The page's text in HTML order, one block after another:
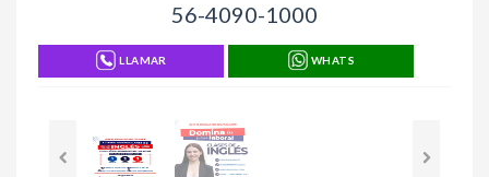
56-4090-1000
LLAMAR WHATS